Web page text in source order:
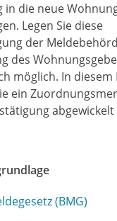
in die neue
Legen Sie diese
der
des
möglich. In diesem
ein
(BMG)